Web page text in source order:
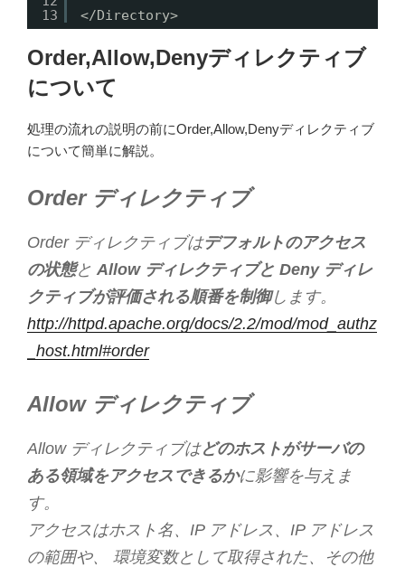
13
</Directory>
Order,Allow,Denyディレクティブ
について
処理の流れの説明の前にOrder,Allow,Denyディレクティブ
について簡単に解説。
Order ディレクティブ
Order ディレクティブはデフォルトのアクセス
の状態と Allow ディレクティブと Deny ディレ
クティブが評価される順番を制御します。
http://httpd.apache.org/docs/2.2/mod/mod_authz
_host.html#order
Allow ディレクティブ
Allow ディレクティブはどのホストがサーバの
ある領域をアクセスできるかに影響を与えま
す。
アクセスはホスト名、IP アドレス、IP アドレス
の範囲や、 環境変数として取得された、その他